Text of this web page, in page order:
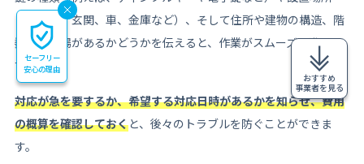
（例えば、玄関、車、金庫など）、そして住所や建物の構造、階
数、駐車場があるかどうかを伝えると、作業がスムーズに進みま
す。
対応が急を要するか、希望する対応日時があるかを知らせ、費用
の概算を確認しておくと、後々のトラブルを防ぐことができま
す。
おすすめ
事業者を見る
セーフリー
安心の理由